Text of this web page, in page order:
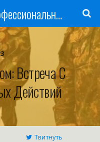
Государственное профессиональное образовательное учреждение
Встреча С
Действий
Твитнуть